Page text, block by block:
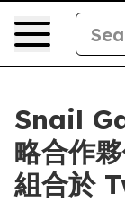
Snail
略合作
組合於